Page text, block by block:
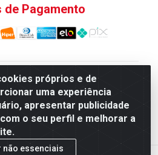
próprios e de
uma experiência
apresentar publicidade
o seu perfil e melhorar a
não essenciais
de Pagamento
F. Pereira Queiroz Comercio e
Qi 10 Lotes 39 e, 41 - Setor
Brasília/DF - CEP 72.135-100 -
0001-80